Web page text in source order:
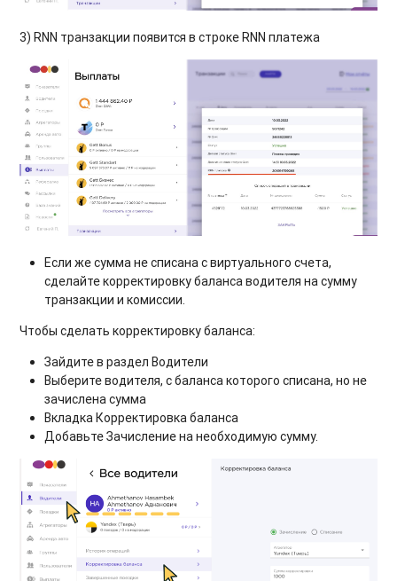
3) RNN транзакции появится в строке RNN платежа
Если же сумма не списана с виртуального счета,
сделайте корректировку баланса водителя на сумму
транзакции и комиссии.
Чтобы сделать корректировку баланса:
Зайдите в раздел Водители
Выберите водителя, с баланса которого списана, но не
зачислена сумма
Вкладка Корректировка баланса
Добавьте Зачисление на необходимую сумму.